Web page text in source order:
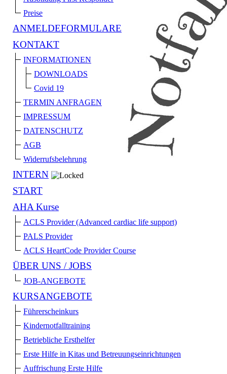
Preise
ANMELDEFORMULARE
KONTAKT
INFORMATIONEN
DOWNLOADS
Covid 19
TERMIN ANFRAGEN
IMPRESSUM
DATENSCHUTZ
AGB
Widerrufsbelehrung
INTERN
START
AHA Kurse
ACLS Provider (Advanced cardiac life support)
PALS Provider
ACLS HeartCode Provider Course
ÜBER UNS / JOBS
JOB-ANGEBOTE
KURSANGEBOTE
Führerscheinkurs
Kindernotfalltraining
Betriebliche Ersthelfer
Erste Hilfe in Kitas und Betreuungs­einrichtungen
Auffrischung Erste Hilfe